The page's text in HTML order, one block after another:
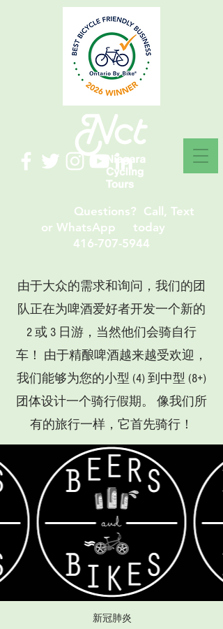
Questions? Call, Text
or WhatsApp today
416-707-5944
由于大众的需求和询问，我们的团
队正在为啤酒爱好者开发一个新的
2 或 3 日游，当然他们会骑自行
车！ 由于精酿啤酒越来越受欢迎，
我们能够为您的小型 (4) 到中型 (8+)
团体设计一个骑行假期。 像我们所
有的旅行一样，它首先骑行！
新冠肺炎